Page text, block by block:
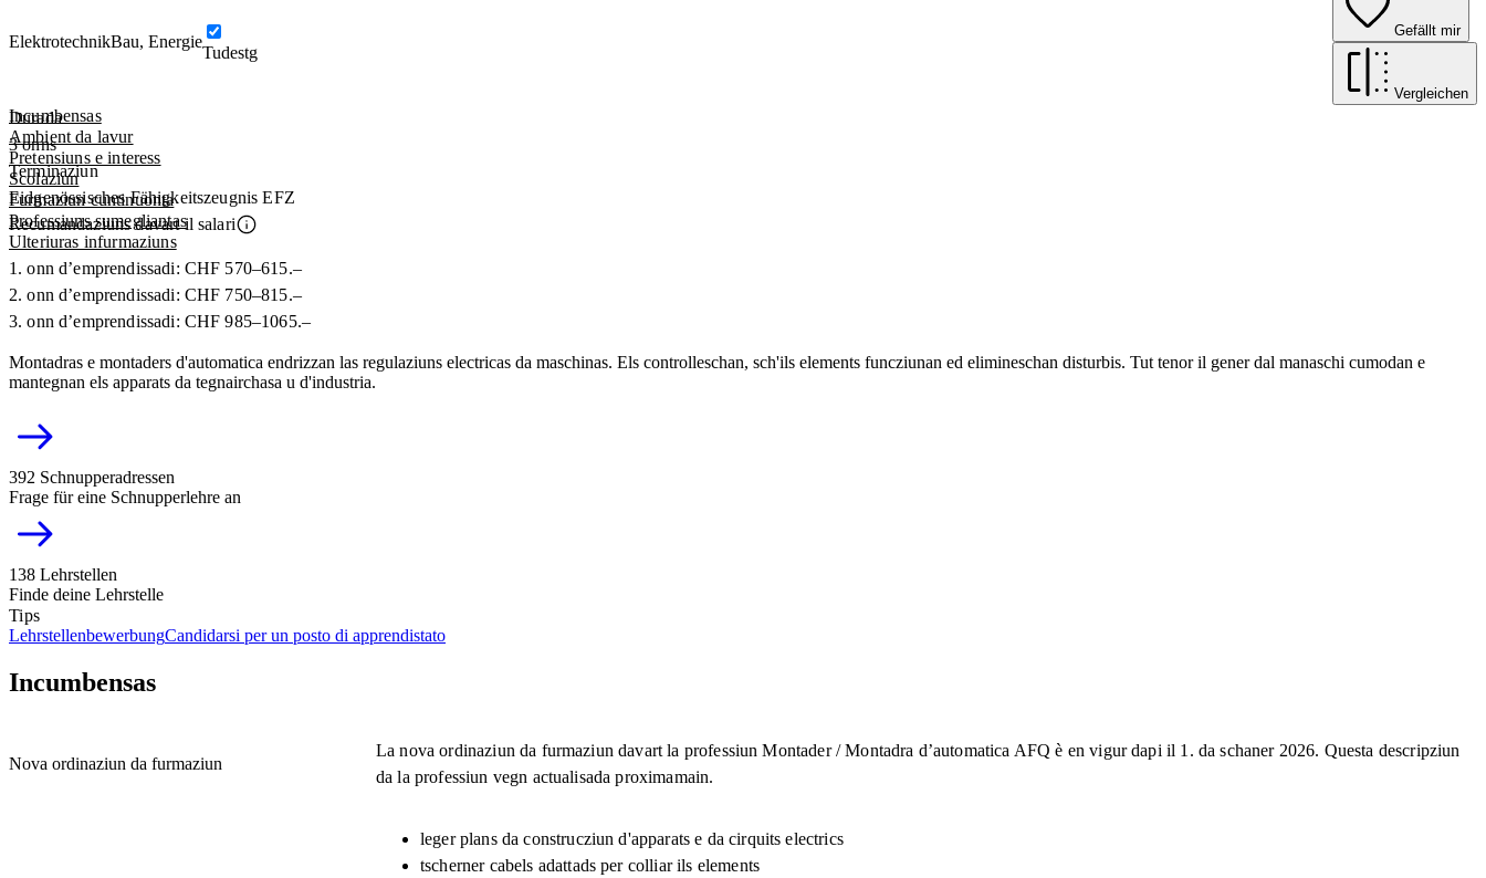
ElektrotechnikBau, Energie
Tudestg
Gefällt mir
Vergleichen
Incumbensas
Ambient da lavur
Pretensiuns e interess
Scolaziun
Furmaziun cuntinuonta
Professiuns sumegliantas
Ulteriuras infurmaziuns
Durada
3 onns
Terminaziun
Eidgenössisches Fähigkeitszeugnis EFZ
Recumandaziuns davart il salari
1. onn d’emprendissadi: CHF 570–615.–
2. onn d’emprendissadi: CHF 750–815.–
3. onn d’emprendissadi: CHF 985–1065.–
Montadras e montaders d'automatica endrizzan las regulaziuns electricas da maschinas. Els controlleschan, sch'ils elements funcziunan ed elimineschan disturbis. Tut tenor il gener dal manaschi cumodan e
mantegnan els apparats da tegnairchasa u d'industria.
392 Schnupperadressen
Frage für eine Schnupperlehre an
138 Lehrstellen
Finde deine Lehrstelle
Tips
LehrstellenbewerbungCandidarsi per un posto di apprendistato
Incumbensas
Nova ordinaziun da furmaziun
La nova ordinaziun da furmaziun davart la professiun Montader / Montadra d’automatica AFQ è en vigur dapi il 1. da schaner 2026. Questa descripziun
da la professiun vegn actualisada proximamain.
leger plans da construcziun d'apparats e da cirquits electrics
tscherner cabels adattads per colliar ils elements